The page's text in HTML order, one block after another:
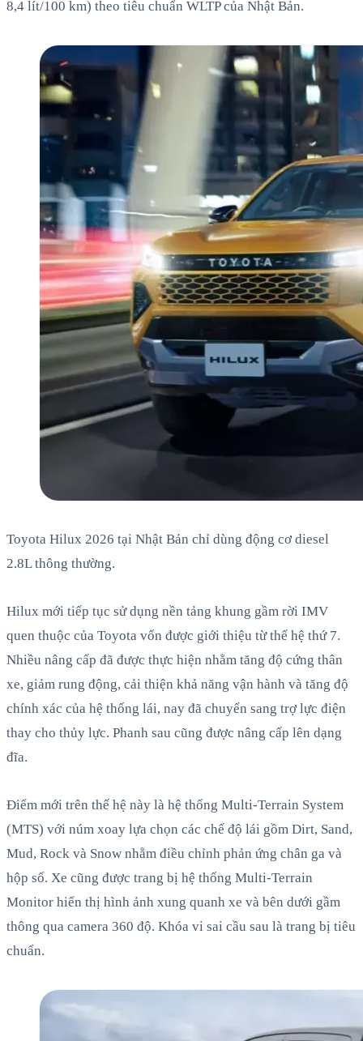
8,4 lít/100 km) theo tiêu chuẩn WLTP của Nhật Bản.
Toyota Hilux 2026 tại Nhật Bản chỉ dùng động cơ diesel
2.8L thông thường.
Hilux mới tiếp tục sử dụng nền tảng khung gầm rời IMV
quen thuộc của Toyota vốn được giới thiệu từ thế hệ thứ 7.
Nhiều nâng cấp đã được thực hiện nhằm tăng độ cứng thân
xe, giảm rung động, cải thiện khả năng vận hành và tăng độ
chính xác của hệ thống lái, nay đã chuyển sang trợ lực điện
thay cho thủy lực. Phanh sau cũng được nâng cấp lên dạng
đĩa.
Điểm mới trên thế hệ này là hệ thống Multi-Terrain System
(MTS) với núm xoay lựa chọn các chế độ lái gồm Dirt, Sand,
Mud, Rock và Snow nhằm điều chỉnh phản ứng chân ga và
hộp số. Xe cũng được trang bị hệ thống Multi-Terrain
Monitor hiển thị hình ảnh xung quanh xe và bên dưới gầm
thông qua camera 360 độ. Khóa vi sai cầu sau là trang bị tiêu
chuẩn.